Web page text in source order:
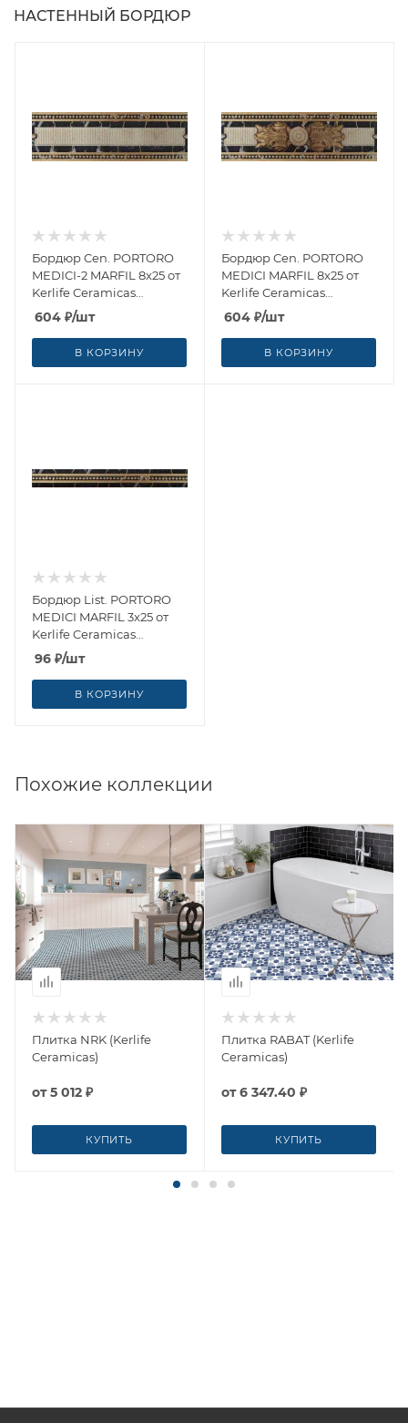
НАСТЕННЫЙ БОРДЮР
Бордюр Cen. PORTORO
MEDICI-2 MARFIL 8x25 от
Kerlife Ceramicas
(Испания)
604 ₽/шт
В КОРЗИНУ
Бордюр Cen. PORTORO
MEDICI MARFIL 8x25 от
Kerlife Ceramicas
(Испания)
604 ₽/шт
В КОРЗИНУ
Бордюр List. PORTORO
MEDICI MARFIL 3x25 от
Kerlife Ceramicas
(Испания)
96 ₽/шт
В КОРЗИНУ
Похожие коллекции
Плитка NRK (Kerlife
Ceramicas)
от5 012 ₽
КУПИТЬ
Плитка RABAT (Kerlife
Ceramicas)
от6 347.40 ₽
КУПИТЬ